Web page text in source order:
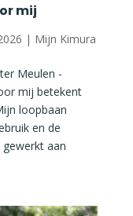
mij
| Mijn Kimura
Meulen -
mij betekent
loopbaan
en de
aan